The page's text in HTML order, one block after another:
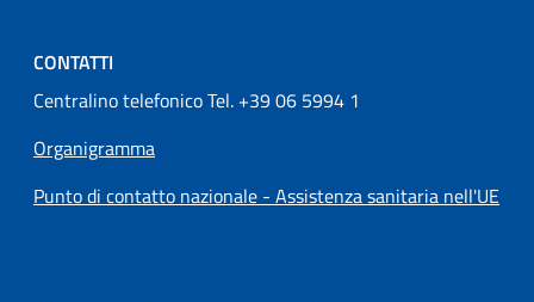
CONTATTI
Centralino telefonico Tel. +39 06 5994 1
Organigramma
Punto di contatto nazionale - Assistenza sanitaria nell'UE